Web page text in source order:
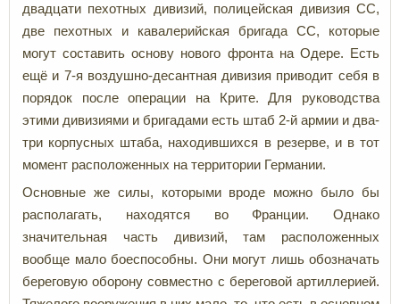
двадцати пехотных дивизий, полицейская дивизия СС,
две пехотных и кавалерийская бригада СС, которые
могут составить основу нового фронта на Одере. Есть
ещё и 7-я воздушно-десантная дивизия приводит себя в
порядок после операции на Крите. Для руководства
этими дивизиями и бригадами есть штаб 2-й армии и два-
три корпусных штаба, находившихся в резерве, и в тот
момент расположенных на территории Германии.
Основные же силы, которыми вроде можно было бы
располагать, находятся во Франции. Однако
значительная часть дивизий, там расположенных
вообще мало боеспособны. Они могут лишь обозначать
береговую оборону совместно с береговой артиллерией.